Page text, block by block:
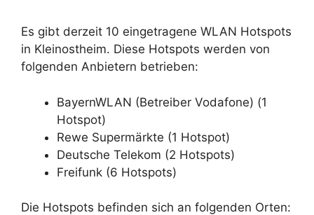
Es gibt derzeit 10 eingetragene WLAN Hotspots
in Kleinostheim. Diese Hotspots werden von
folgenden Anbietern betrieben:
BayernWLAN (Betreiber Vodafone) (1
Hotspot)
Rewe Supermärkte (1 Hotspot)
Deutsche Telekom (2 Hotspots)
Freifunk (6 Hotspots)
Die Hotspots befinden sich an folgenden Orten: